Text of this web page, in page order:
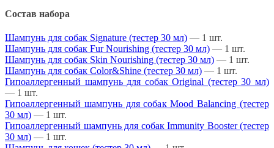
Состав набора
Шампунь для собак Signature (тестер 30 мл) — 1 шт.
Шампунь для собак Fur Nourishing (тестер 30 мл) — 1 шт.
Шампунь для собак Skin Nourishing (тестер 30 мл) — 1 шт.
Шампунь для собак Color&Shine (тестер 30 мл) — 1 шт.
Гипоаллергенный шампунь для собак Original (тестер 30 мл)
— 1 шт.
Гипоаллергенный шампунь для собак Mood Balancing (тестер
30 мл) — 1 шт.
Гипоаллергенный шампунь для собак Immunity Booster (тестер
30 мл) — 1 шт.